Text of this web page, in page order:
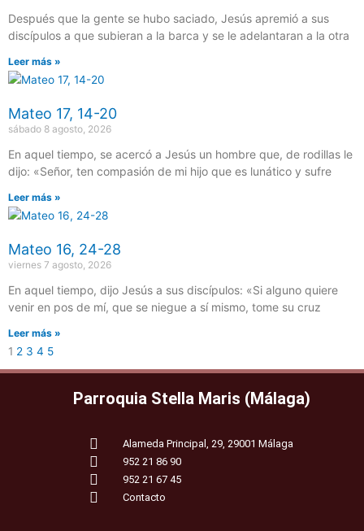
Después que la gente se hubo saciado, Jesús apremió a sus
discípulos a que subieran a la barca y se le adelantaran a la otra
Leer más »
Mateo 17, 14-20
sábado 8 agosto, 2026
En aquel tiempo, se acercó a Jesús un hombre que, de rodillas le
dijo: «Señor, ten compasión de mi hijo que es lunático y sufre
Leer más »
Mateo 16, 24-28
viernes 7 agosto, 2026
En aquel tiempo, dijo Jesús a sus discípulos: «Si alguno quiere
venir en pos de mí, que se niegue a sí mismo, tome su cruz
Leer más »
1 2 3 4 5
Parroquia Stella Maris (Málaga)
Alameda Principal, 29, 29001 Málaga
952 21 86 90
952 21 67 45
Contacto